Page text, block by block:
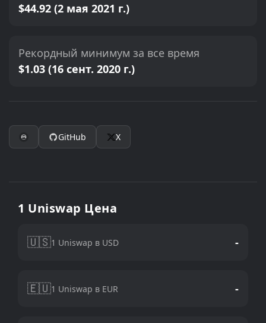
$44.92 (2 мая 2021 г.)
Рекордный минимум за все время
$1.03 (16 сент. 2020 г.)
GitHub X
1 Uniswap Цена
🇺🇸1 Uniswap в USD -
🇪🇺1 Uniswap в EUR -